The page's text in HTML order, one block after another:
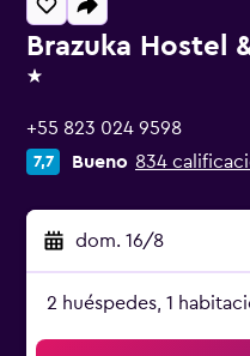
Brazuka Hostel
1 estrella
+55 823 024 9598
7,7 Bueno 834
dom. 16/8
2 huéspedes, 1